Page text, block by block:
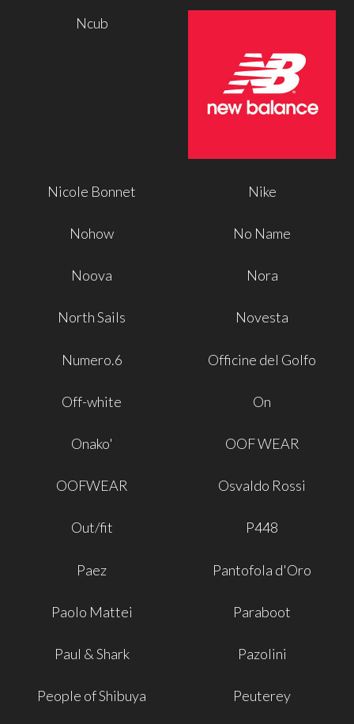
Ncub
Nicole Bonnet Nike
Nohow No Name
Noova Nora
North Sails Novesta
Numero.6 Officine del Golfo
Off-white On
Onako' OOF WEAR
OOFWEAR Osvaldo Rossi
Out/fit P448
Paez Pantofola d'Oro
Paolo Mattei Paraboot
Paul & Shark Pazolini
People of Shibuya Peuterey